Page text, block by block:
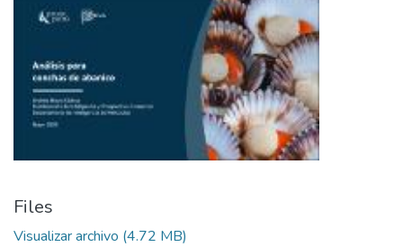
Files
Visualizar archivo (4.72 MB)